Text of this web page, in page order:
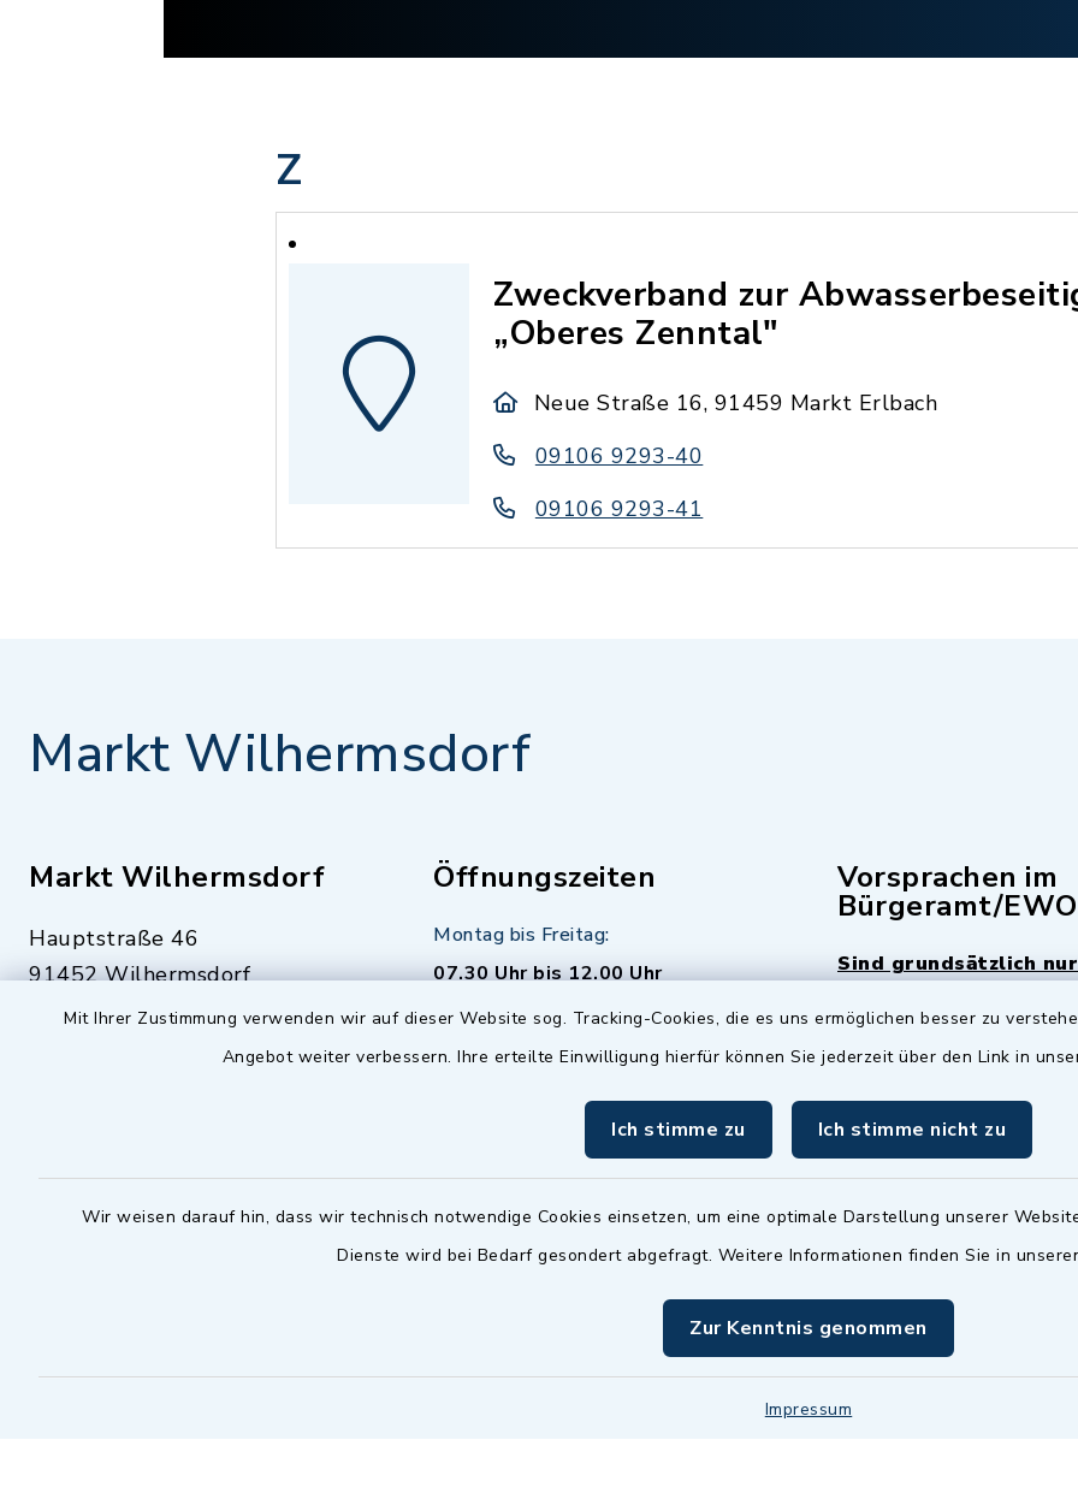
Mit Ihrer Zustimmung verwenden wir auf dieser Website sog. Tracking-Cookies, die es uns ermöglichen besser zu
Angebot weiter verbessern. Ihre erteilte Einwilligung hierfür können Sie jederzeit über den Link in
Ich stimme zu Ich stimme nicht zu
Wir weisen darauf hin, dass wir technisch notwendige Cookies einsetzen, um eine optimale Darstellung unserer
Dienste wird bei Bedarf gesondert abgefragt. Weitere Informationen finden Sie in
Zur Kenntnis genommen
Impressum
Z
Zweckverband zur
„Oberes Zenntal"
Neue Straße 16, 91459 Markt Erlbach
09106 9293-40
09106 9293-41
Markt Wilhermsdorf
Markt Wilhermsdorf
Hauptstraße 46
91452 Wilhermsdorf
09102 9958-0
09102 9958-111
Notfallnummer Bauhof
Öffnungszeiten
Montag bis Freitag:
07.30 Uhr bis 12.00 Uhr
Dienstag zusätzlich:
16.30 bis 18.00 Uhr - allerdings
nur mit Termin
(abweichende Termine sind
möglich - bitte fragen Sie den
zuständigen Sachbearbeiter)
Vorsprachen im
Bürgeramt/EWO
Sind grundsätzlich
istMittwochs